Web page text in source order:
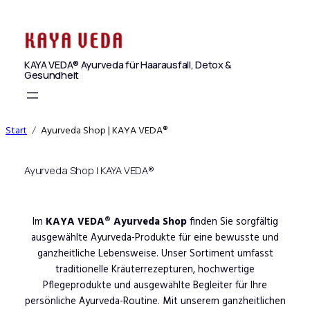
springen
KAYA VEDA® Ayurveda für Haarausfall, Detox &
Gesundheit
Start Ayurveda Shop | KAYA VEDA®
Ayurveda Shop | KAYA VEDA®
Im KAYA VEDA® Ayurveda Shopfinden Sie sorgfältig
ausgewählte Ayurveda-Produkte für eine bewusste und
ganzheitliche Lebensweise. Unser Sortiment umfasst
traditionelle Kräuterrezepturen, hochwertige
Pflegeprodukte und ausgewählte Begleiter für Ihre
persönliche Ayurveda-Routine. Mit unserem ganzheitlichen